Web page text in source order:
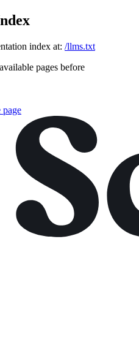
index at: /llms.txt
pages before
page